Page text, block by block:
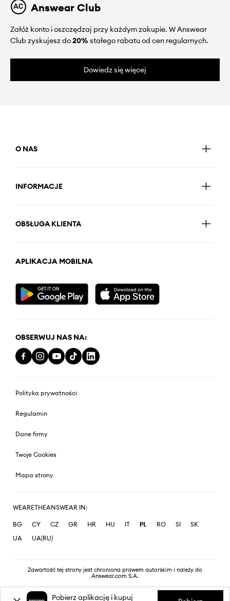
Answear Club
Załóż konto i oszczędzaj przy każdym zakupie. W Answear
Club zyskujesz do20%stałego rabatu od cen regularnych.
Dowiedz się więcej
O NAS
INFORMACJE
OBSŁUGA KLIENTA
APLIKACJA MOBILNA
OBSERWUJ NAS NA:
Polityka prywatności
Regulamin
Dane firmy
Twoje Cookies
Mapa strony
WEARETHEANSWEAR IN:
BG CY CZ GR HR HU IT PL RO SI
SK
UA
UA(RU)
Zawartość tej strony jest chroniona prawem autorskim i należy do
Answear.com S.A.
Pobierz aplikację i kupuj